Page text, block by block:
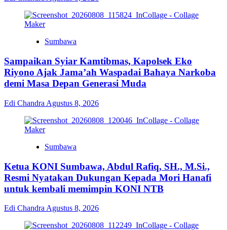
Sumbawa
Sampaikan Syiar Kamtibmas, Kapolsek Eko
Riyono Ajak Jama’ah Waspadai Bahaya Narkoba
demi Masa Depan Generasi Muda
Edi Chandra Agustus 8, 2026
Sumbawa
Ketua KONI Sumbawa, Abdul Rafiq, SH., M.Si.,
Resmi Nyatakan Dukungan Kepada Mori Hanafi
untuk kembali memimpin KONI NTB
Edi Chandra Agustus 8, 2026